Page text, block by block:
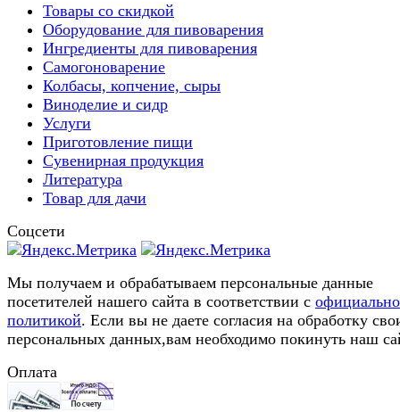
Товары со скидкой
Оборудование для пивоварения
Ингредиенты для пивоварения
Самогоноварение
Колбасы, копчение, сыры
Виноделие и сидр
Услуги
Приготовление пищи
Сувенирная продукция
Литература
Товар для дачи
Соцсети
Мы получаем и обрабатываем персональные данные
посетителей нашего сайта в соответствии с
политикой. Если вы не даете согласия на обработку
персональных данных,вам необходимо покинуть наш
Оплата